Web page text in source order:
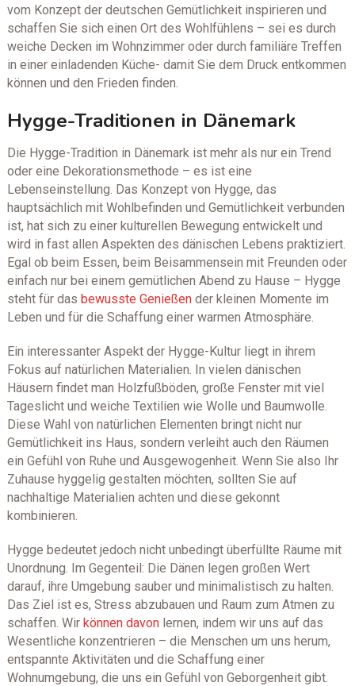
vom Konzept der deutschen Gemütlichkeit inspirieren und
schaffen Sie sich einen Ort des Wohlfühlens – sei es durch
weiche Decken im Wohnzimmer oder durch familiäre Treffen
in einer einladenden Küche- damit Sie dem Druck entkommen
können und den Frieden finden.
Hygge-Traditionen in Dänemark
Die Hygge-Tradition in Dänemark ist mehr als nur ein Trend
oder eine Dekorationsmethode – es ist eine
Lebenseinstellung. Das Konzept von Hygge, das
hauptsächlich mit Wohlbefinden und Gemütlichkeit verbunden
ist, hat sich zu einer kulturellen Bewegung entwickelt und
wird in fast allen Aspekten des dänischen Lebens praktiziert.
Egal ob beim Essen, beim Beisammensein mit Freunden oder
einfach nur bei einem gemütlichen Abend zu Hause – Hygge
steht für das bewusste Genießender kleinen Momente im
Leben und für die Schaffung einer warmen Atmosphäre.
Ein interessanter Aspekt der Hygge-Kultur liegt in ihrem
Fokus auf natürlichen Materialien. In vielen dänischen
Häusern findet man Holzfußböden, große Fenster mit viel
Tageslicht und weiche Textilien wie Wolle und Baumwolle.
Diese Wahl von natürlichen Elementen bringt nicht nur
Gemütlichkeit ins Haus, sondern verleiht auch den Räumen
ein Gefühl von Ruhe und Ausgewogenheit. Wenn Sie also Ihr
Zuhause hyggelig gestalten möchten, sollten Sie auf
nachhaltige Materialien achten und diese gekonnt
kombinieren.
Hygge bedeutet jedoch nicht unbedingt überfüllte Räume mit
Unordnung. Im Gegenteil: Die Dänen legen großen Wert
darauf, ihre Umgebung sauber und minimalistisch zu halten.
Das Ziel ist es, Stress abzubauen und Raum zum Atmen zu
schaffen. Wir können davonlernen, indem wir uns auf das
Wesentliche konzentrieren – die Menschen um uns herum,
entspannte Aktivitäten und die Schaffung einer
Wohnumgebung, die uns ein Gefühl von Geborgenheit gibt.